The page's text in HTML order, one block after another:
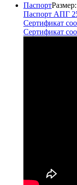
Паспорт
Паспорт АПГ
Сертификат
Сертификат